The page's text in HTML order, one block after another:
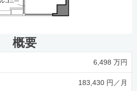
概要
6,498 万円
183,430 円／月